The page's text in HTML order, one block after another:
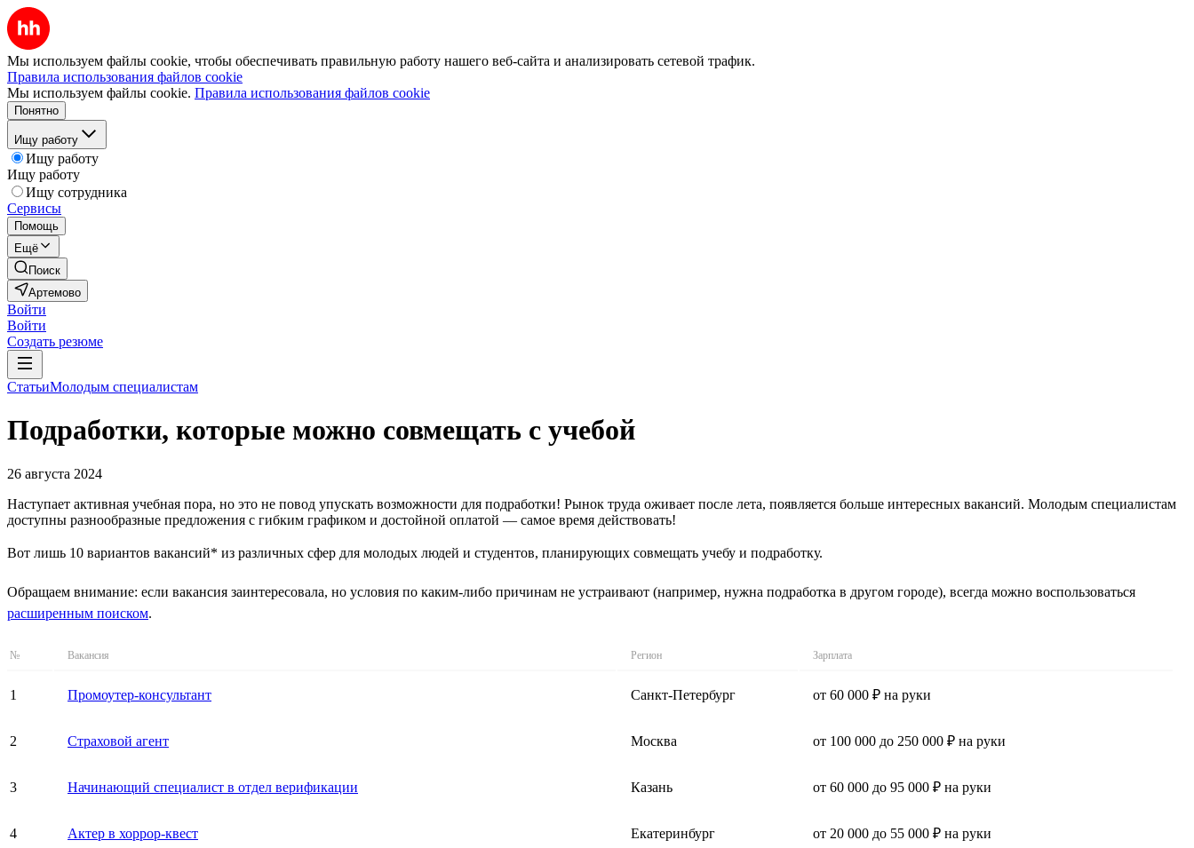
Мы используем файлы cookie, чтобы обеспечивать правильную работу нашего веб-сайта и анализировать сетевой трафик.
Правила использования файлов cookie
Мы используем файлы cookie. Правила использования файлов cookie
Понятно
Ищу работу
Ищу работу
Ищу работу
Ищу сотрудника
Сервисы
Помощь
Ещё
Поиск
Артемово
Войти
Войти
Создать резюме
СтатьиМолодым специалистам
Подработки, которые можно совмещать с учебой
26 августа 2024
Наступает активная учебная пора, но это не повод упускать возможности для подработки! Рынок труда оживает после лета, появляется больше интересных вакансий. Молодым специалистам
доступны разнообразные предложения с гибким графиком и достойной оплатой — самое время действовать!
Вот лишь 10 вариантов вакансий* из различных сфер для молодых людей и студентов, планирующих совмещать учебу и подработку.
Обращаем внимание: если вакансия заинтересовала, но условия по каким-либо причинам не устраивают (например, нужна подработка в другом городе), всегда можно воспользоваться
расширенным поиском.
№ Вакансия Регион Зарплата
1 Промоутер-консультант Санкт-Петербург от 60 000 ₽ на руки
2 Страховой агент Москва от 100 000 до 250 000 ₽ на руки
3 Начинающий специалист в отдел верификации Казань от 60 000 до 95 000 ₽ на руки
4 Актер в хоррор-квест Екатеринбург от 20 000 до 55 000 ₽ на руки